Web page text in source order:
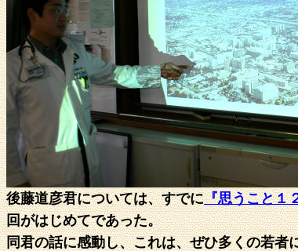
後藤道彦君については、すでに『思うこと１
回がはじめてであった。
同君の話に感動し、これは、ぜひ多くの若者